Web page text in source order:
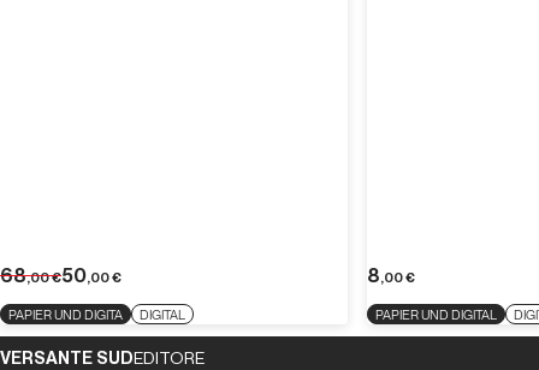
68,00€50,00€
PAPIER UND DIGITA DIGITAL
8,00€
PAPIER UND DIGITAL
VERSANTE SUDEDITORE